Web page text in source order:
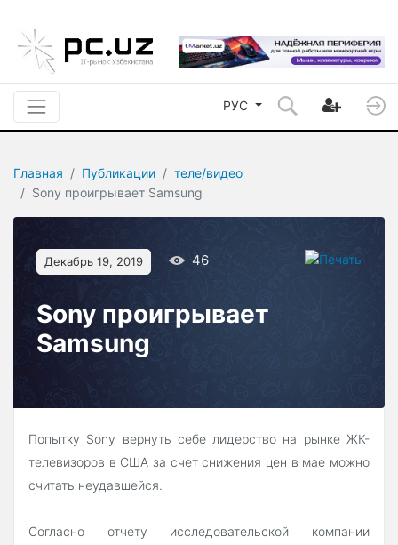
РУС
Главная Публикации
теле/видео
Sony проигрывает Samsung
Декабрь 19, 2019 46
Sony проигрывает
Samsung
Попытку Sony вернуть себе лидерство на рынке ЖК-
телевизоров в США за счет снижения цен в мае можно
считать неудавшейся.
Согласно отчету исследовательской компании